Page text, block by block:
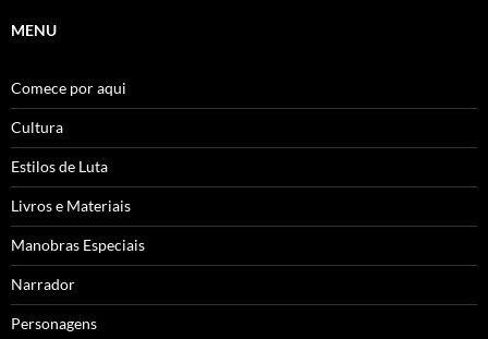
MENU
Comece por aqui
Cultura
Estilos de Luta
Livros e Materiais
Manobras Especiais
Narrador
Personagens